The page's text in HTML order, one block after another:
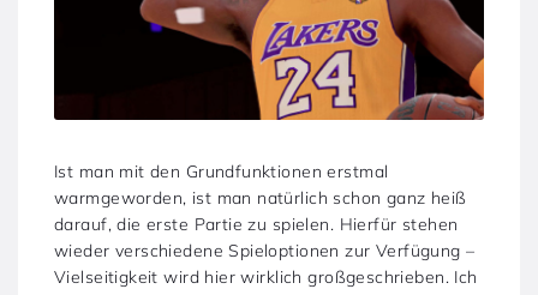
Ist man mit den Grundfunktionen erstmal
warmgeworden, ist man natürlich schon ganz heiß
darauf, die erste Partie zu spielen. Hierfür stehen
wieder verschiedene Spieloptionen zur Verfügung –
Vielseitigkeit wird hier wirklich großgeschrieben. Ich